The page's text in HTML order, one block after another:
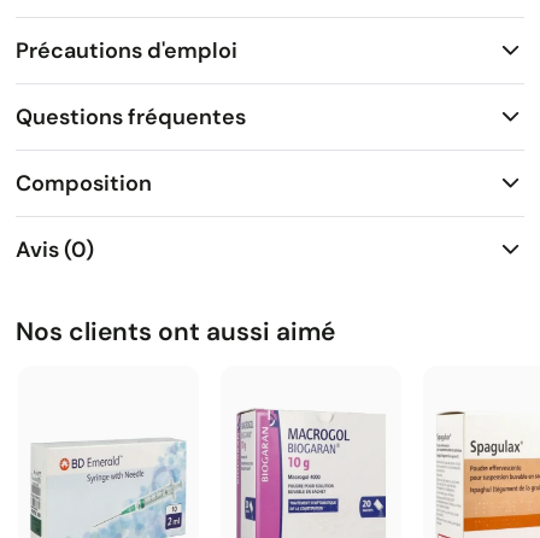
Précautions d'emploi
Questions fréquentes
Composition
Avis (0)
Nos clients ont aussi aimé